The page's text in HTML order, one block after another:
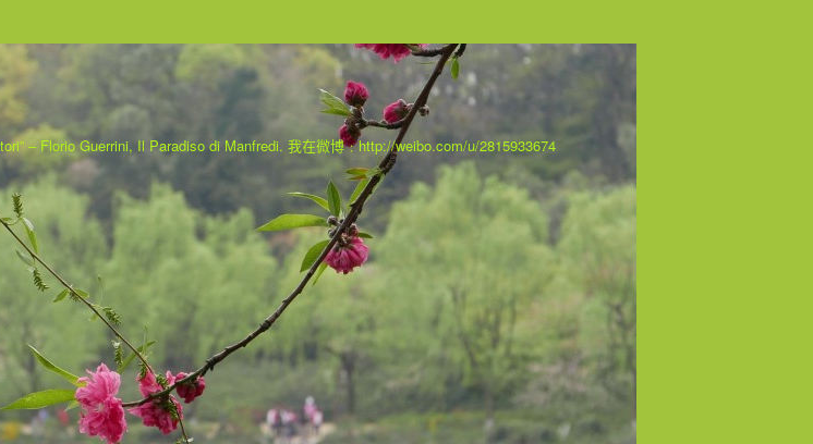
– Florio Guerrini, Il Paradiso di Manfredi. 我在微博﹕http://weibo.com/u/2815933674